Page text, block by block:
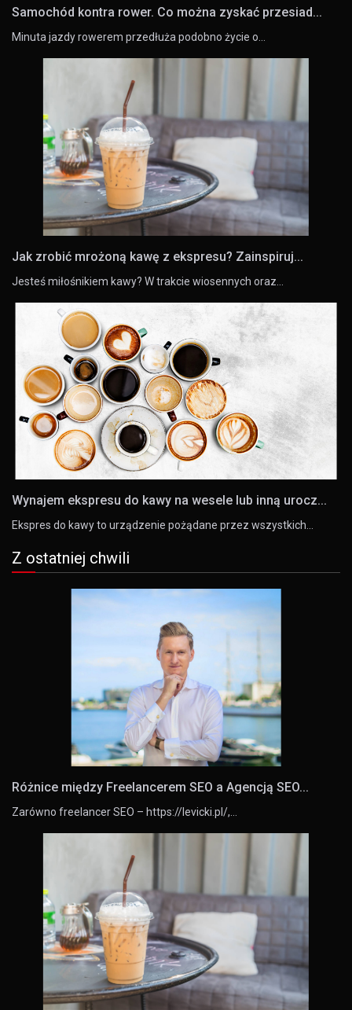
Samochód kontra rower. Co można zyskać przesiad...
Minuta jazdy rowerem przedłuża podobno życie o…
Jak zrobić mrożoną kawę z ekspresu? Zainspiruj...
Jesteś miłośnikiem kawy? W trakcie wiosennych oraz…
Wynajem ekspresu do kawy na wesele lub inną urocz...
Ekspres do kawy to urządzenie pożądane przez wszystkich…
Z ostatniej chwili
Różnice między Freelancerem SEO a Agencją SEO...
Zarówno freelancer SEO – https://levicki.pl/,…